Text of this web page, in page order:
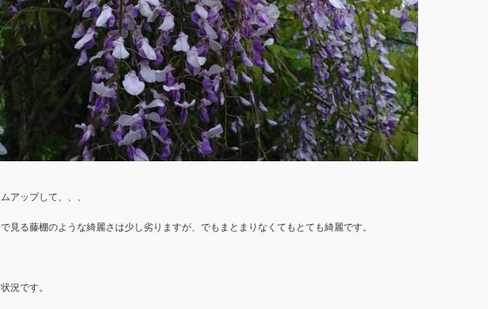
アップして、、、
見る藤棚のような綺麗さは少し劣りますが、でもまとまりなくてもとても綺麗です。
況です。